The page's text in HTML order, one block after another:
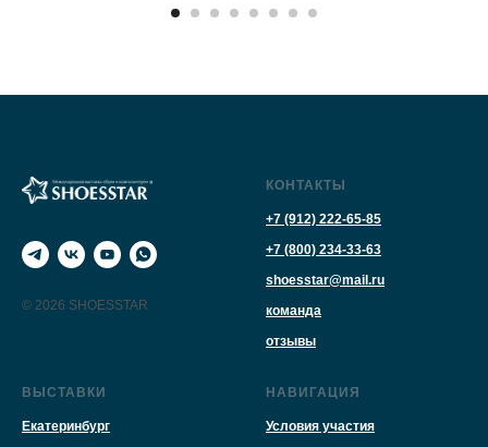
© 2026 SHOESSTAR
КОНТАКТЫ
+7 (912) 222-65-85
+7 (800) 234-33-63
shoesstar@mail.ru
команда
отзывы
ВЫСТАВКИ
Екатеринбург
НАВИГАЦИЯ
Условия участия